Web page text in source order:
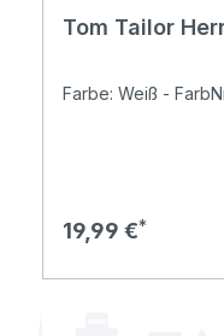
Tom Tailor
Farbe: Weiß -
Regulärer Preis:
19,99 €